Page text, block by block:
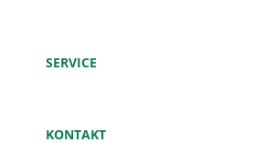
SERVICE
KONTAKT